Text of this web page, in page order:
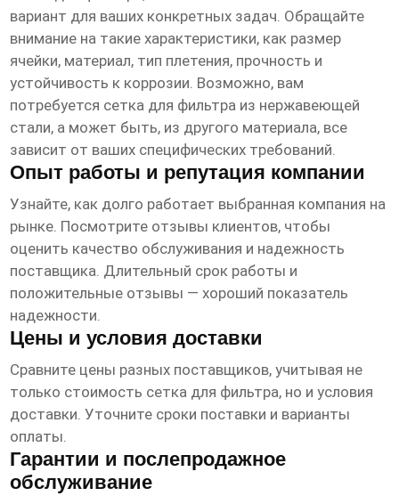
вариант для ваших конкретных задач. Обращайте
внимание на такие характеристики, как размер
ячейки, материал, тип плетения, прочность и
устойчивость к коррозии. Возможно, вам
потребуется сетка для фильтра из нержавеющей
стали, а может быть, из другого материала, все
зависит от ваших специфических требований.
Опыт работы и репутация компании
Узнайте, как долго работает выбранная компания на
рынке. Посмотрите отзывы клиентов, чтобы
оценить качество обслуживания и надежность
поставщика. Длительный срок работы и
положительные отзывы — хороший показатель
надежности.
Цены и условия доставки
Сравните цены разных поставщиков, учитывая не
только стоимость сетка для фильтра, но и условия
доставки. Уточните сроки поставки и варианты
оплаты.
Гарантии и послепродажное
обслуживание